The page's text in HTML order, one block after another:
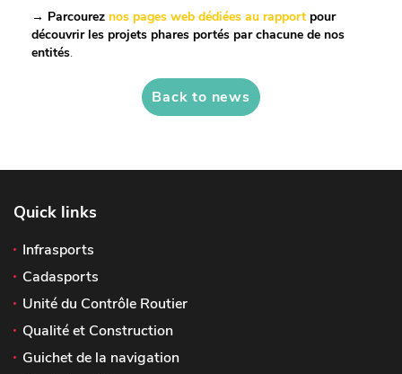
→ Parcourez nos pages web dédiées au rapport pour
découvrir les projets phares portés par chacune de nos
entités.
Back to news
Quick links
Infrasports
Cadasports
Unité du Contrôle Routier
Qualité et Construction
Guichet de la navigation